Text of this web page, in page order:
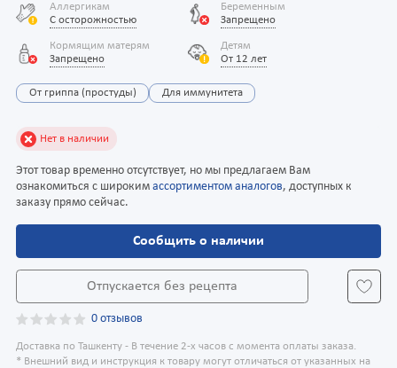
Аллергикам
С осторожностью
Беременным
Запрещено
Кормящим матерям
Запрещено
Детям
От 12 лет
От гриппа (простуды) Для иммунитета
Нет в наличии
Этот товар временно отсутствует, но мы предлагаем Вам
ознакомиться с широким ассортиментом аналогов, доступных к
заказу прямо сейчас.
Сообщить о наличии
Отпускается без рецепта
0 отзывов
Доставка по Ташкенту - В течение 2-х часов с момента оплаты заказа.
* Внешний вид и инструкция к товару могут отличаться от указанных на